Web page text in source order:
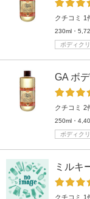
クチコミ 1
230ml・
ボディク
GA ボ
クチコミ 2
250ml・
ボディク
ミルキ
クチコミ 1